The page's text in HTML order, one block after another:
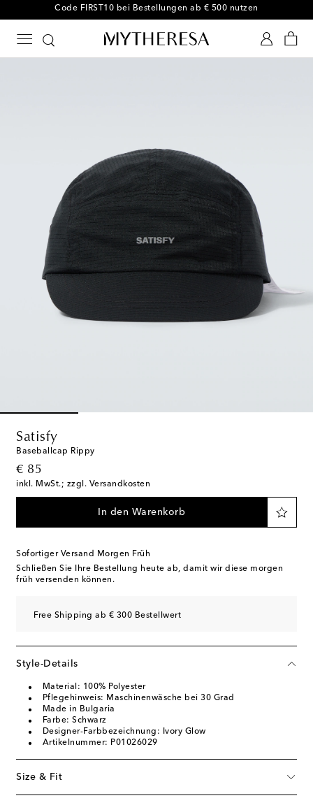
-10 % bei Ihrer ersten Bestellung auf ausgewählte Styles
Satisfy
Baseballcap Rippy
€ 85
original price
inkl. MwSt.; zzgl. Versandkosten
In den Warenkorb
Sofortiger Versand Morgen Früh
Schließen Sie Ihre Bestellung heute ab, damit wir diese morgen
früh versenden können.
Free Shipping ab € 300 Bestellwert
Style-Details
Material: 100% Polyester
Pflegehinweis: Maschinenwäsche bei 30 Grad
Made in Bulgaria
Farbe: Schwarz
Designer-Farbbezeichnung: Ivory Glow
Artikelnummer: P01026029
Size & Fit